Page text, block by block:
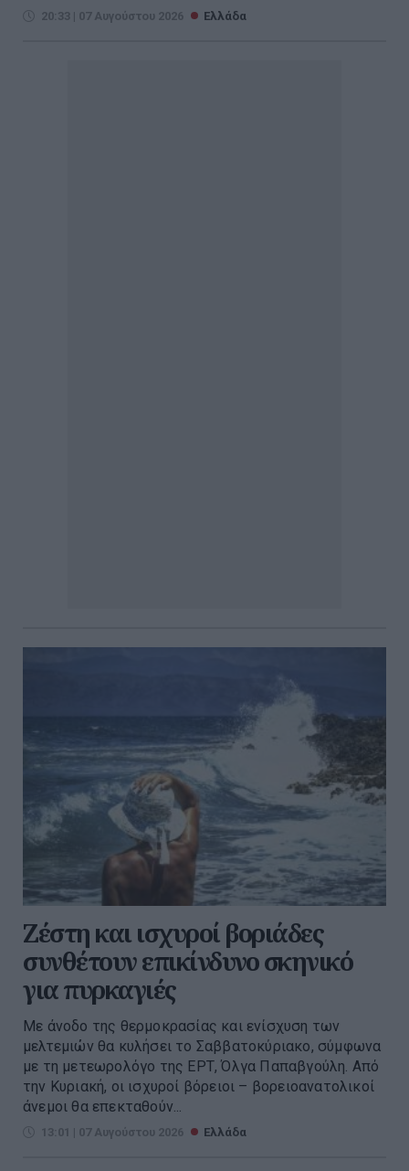
20:33 | 07 Αυγούστου 2026 Ελλάδα
Ζέστη και ισχυροί βοριάδες
συνθέτουν επικίνδυνο σκηνικό
για πυρκαγιές
Με άνοδο της θερμοκρασίας και ενίσχυση των
μελτεμιών θα κυλήσει το Σαββατοκύριακο, σύμφωνα
με τη μετεωρολόγο της ΕΡΤ, Όλγα Παπαβγούλη. Από
την Κυριακή, οι ισχυροί βόρειοι – βορειοανατολικοί
άνεμοι θα επεκταθούν...
13:01 | 07 Αυγούστου 2026 Ελλάδα